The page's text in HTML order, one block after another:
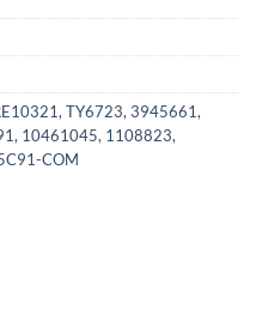
TY6723, 3945661,
10461045, 1108823,
COM